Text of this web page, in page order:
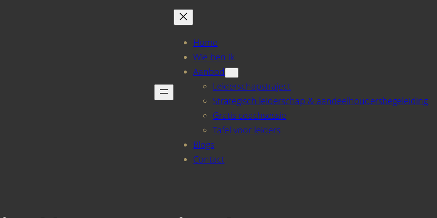
Home
Wie ben ik
Aanbod
Leiderschapstraject
Strategisch leiderschap & aandeelhoudersbegeleiding
Gratis coachsessie
Tafel voor leiders
Blogs
Contact